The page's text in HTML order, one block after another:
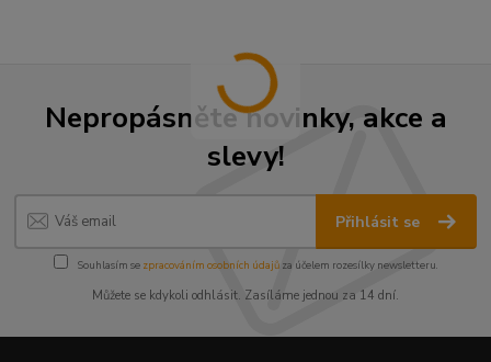
Nepropásněte novinky, akce a
slevy!
Přihlásit se
Souhlasím se zpracováním osobních údajůza účelem rozesílky newsletteru.
Můžete se kdykoli odhlásit. Zasíláme jednou za 14 dní.